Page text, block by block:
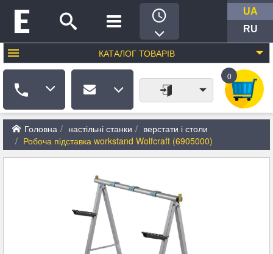
UA
RU
КАТАЛОГ ТОВАРІВ
0
Головна настільні станки
верстати і столи
Робоча підставка workstand Wolfcraft (6905000)